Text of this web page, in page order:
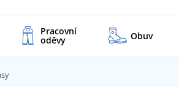
Pracovní
oděvy Obuv